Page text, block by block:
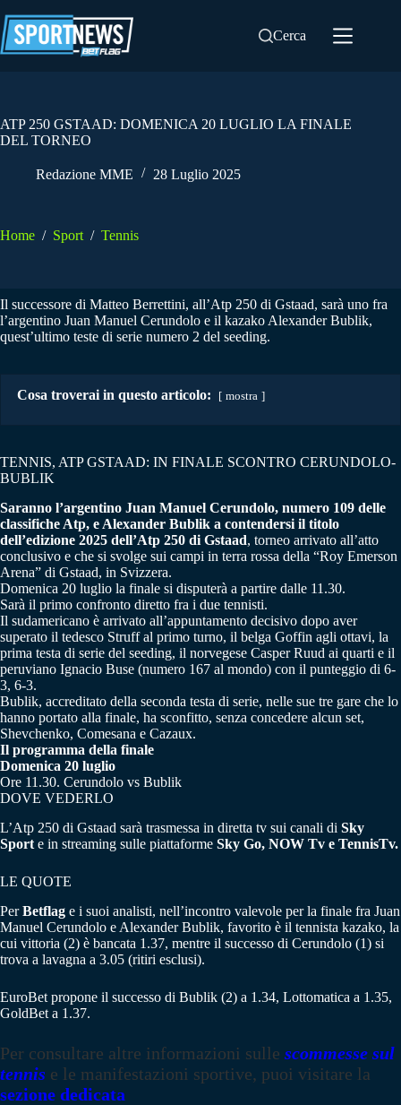
al
contenuto
Cerca
ATP 250 GSTAAD: DOMENICA 20 LUGLIO LA FINALE
DEL TORNEO
Redazione MME 28 Luglio 2025
Home / Sport / Tennis
Il successore di Matteo Berrettini, all’Atp 250 di Gstaad, sarà uno fra
l’argentino Juan Manuel Cerundolo e il kazako Alexander Bublik,
quest’ultimo teste di serie numero 2 del seeding.
Cosa troverai in questo articolo: mostra
TENNIS, ATP GSTAAD: IN FINALE SCONTRO CERUNDOLO-
BUBLIK
Saranno l’argentino Juan Manuel Cerundolo, numero 109 delle
classifiche Atp, e Alexander Bublik a contendersi il titolo
dell’edizione 2025 dell’Atp 250 di Gstaad, torneo arrivato all’atto
conclusivo e che si svolge sui campi in terra rossa della “Roy Emerson
Arena” di Gstaad, in Svizzera.
Domenica 20 luglio la finale si disputerà a partire dalle 11.30.
Sarà il primo confronto diretto fra i due tennisti.
Il sudamericano è arrivato all’appuntamento decisivo dopo aver
superato il tedesco Struff al primo turno, il belga Goffin agli ottavi, la
prima testa di serie del seeding, il norvegese Casper Ruud ai quarti e il
peruviano Ignacio Buse (numero 167 al mondo) con il punteggio di 6-
3, 6-3.
Bublik, accreditato della seconda testa di serie, nelle sue tre gare che lo
hanno portato alla finale, ha sconfitto, senza concedere alcun set,
Shevchenko, Comesana e Cazaux.
Il programma della finale
Domenica 20 luglio
Ore 11.30. Cerundolo vs Bublik
DOVE VEDERLO
L’Atp 250 di Gstaad sarà trasmessa in diretta tv sui canali di Sky
Sport e in streaming sulle piattaforme Sky Go, NOW Tv e TennisTv.
LE QUOTE
PerBetflag e i suoi analisti, nell’incontro valevole per la finale fra Juan
Manuel Cerundolo e Alexander Bublik, favorito è il tennista kazako, la
cui vittoria (2) è bancata 1.37, mentre il successo di Cerundolo (1) si
trova a lavagna a 3.05 (ritiri esclusi).
EuroBet propone il successo di Bublik (2) a 1.34, Lottomatica a 1.35,
GoldBet a 1.37.
Per consultare altre informazioni sulle scommesse sul
tennis e le manifestazioni sportive, puoi visitare la
sezione dedicata